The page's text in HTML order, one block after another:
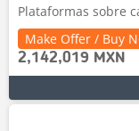
Plataformas sobre
Make Offer / Buy
2,142,019 MXN